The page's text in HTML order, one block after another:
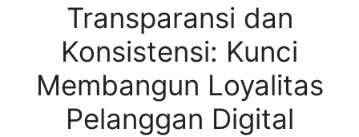
Transparansi dan
Konsistensi: Kunci
Membangun Loyalitas
Pelanggan Digital